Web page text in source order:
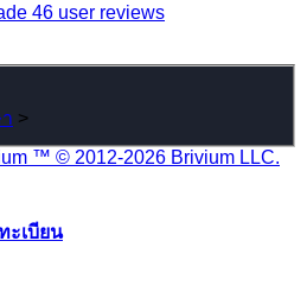
46 user reviews
>
™ © 2012-2026 Brivium LLC.
ะเบียน